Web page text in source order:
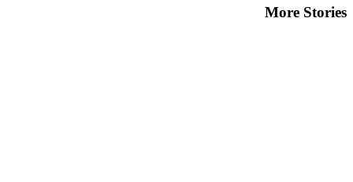
More Stories